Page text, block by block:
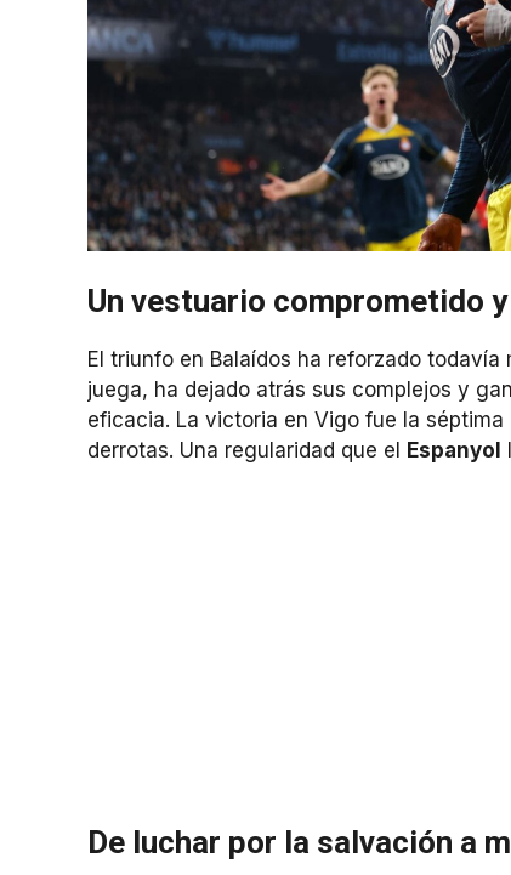
Un vestuario comprometido
El triunfo en Balaídos ha reforzado
juega, ha dejado atrás sus complejos y
eficacia. La victoria en Vigo fue la
derrotas. Una regularidad que el Espanyol
De luchar por la salvación a